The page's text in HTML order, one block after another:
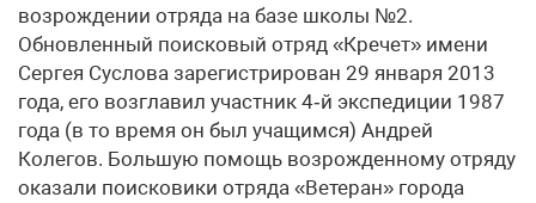
возрождении отряда на базе школы №2.
Обновленный поисковый отряд «Кречет» имени
Сергея Суслова зарегистрирован 29 января 2013
года, его возглавил участник 4‑й экспедиции 1987
года (в то время он был учащимся) Андрей
Колегов. Большую помощь возрожденному отряду
оказали поисковики отряда «Ветеран» города